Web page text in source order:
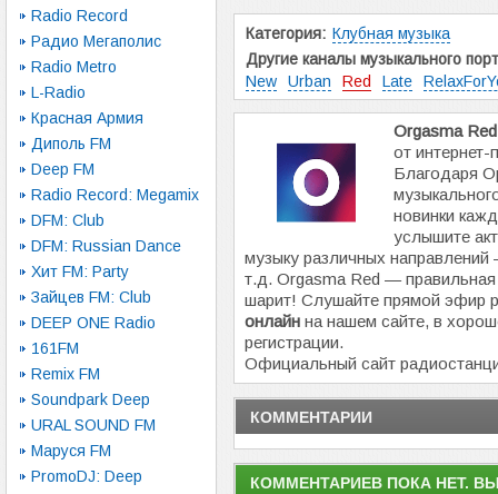
Radio Record
Радио Мегаполис
Radio Metro
L-Radio
Красная Армия
Диполь FM
Deep FM
Radio Record: Megamix
DFM: Club
DFM: Russian Dance
Хит FM: Party
Зайцев FM: Club
DEEP ONE Radio
161FM
Remix FM
Soundpark Deep
URAL SOUND FM
Маруся FM
PromoDJ: Deep
Категория: Клубная музыка
Другие каналы музыкального
New
Urban Red Late
Orgasma Red
от
Благодаря
новинки
услышите
музыку различных
т.д. Orgasma Red — правильная
шарит! Слушайте прямой эфир
онлайн на нашем сайте, в
регистрации.
Официальный сайт
КОММЕНТАРИИ
КОММЕНТАРИЕВ ПОКА НЕТ.